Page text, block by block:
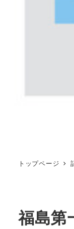
トップページ
福島第